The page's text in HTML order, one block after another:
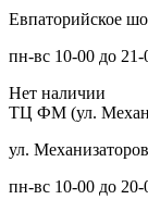
Евпаторийское
пн-вс 10-00 до 21-
Нет наличии
ТЦ ФМ (ул.
ул.
пн-вс 10-00 до 20-